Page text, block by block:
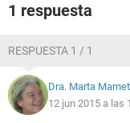
1 respuesta
RESPUESTA 1 / 1
Dra. Marta Marnet
12 jun 2015 a las